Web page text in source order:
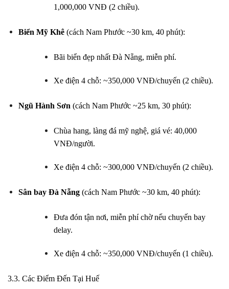
1,000,000 VNĐ (2 chiều).
Biển Mỹ Khê(cách Nam Phước ~30 km, 40 phút):
Bãi biển đẹp nhất Đà Nẵng, miễn phí.
Xe điện 4 chỗ: ~350,000 VNĐ/chuyến (2 chiều).
Ngũ Hành Sơn (cách Nam Phước ~25 km, 30 phút):
Chùa hang, làng đá mỹ nghệ, giá vé: 40,000
VNĐ/người.
Xe điện 4 chỗ: ~300,000 VNĐ/chuyến (2 chiều).
Sân bay Đà Nẵng(cách Nam Phước ~30 km, 40 phút):
Đưa đón tận nơi, miễn phí chờ nếu chuyến bay
delay.
Xe điện 4 chỗ: ~350,000 VNĐ/chuyến (1 chiều).
3.3. Các Điểm Đến Tại Huế